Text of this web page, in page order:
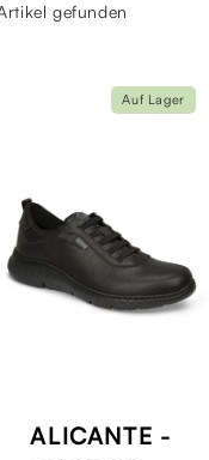
gefunden
ALICANTE -
Auf Lager